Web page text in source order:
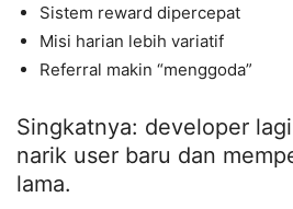
Sistem reward dipercepat
Misi harian lebih variatif
Referral makin “menggoda”
Singkatnya: developer
narik user baru dan
lama.